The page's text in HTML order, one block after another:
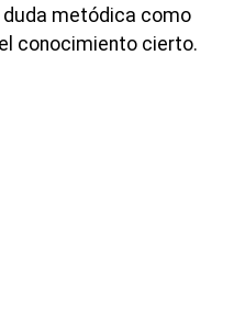
metódica como
conocimiento cierto.